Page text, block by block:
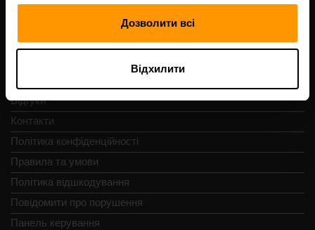
Дозволити всі
Відхилити
Швидка навігація
Відгуки
Контакти
Політика конфіденційності
Правила та умови
Політика відшкодування
Повідомити про порушення
Панель керування